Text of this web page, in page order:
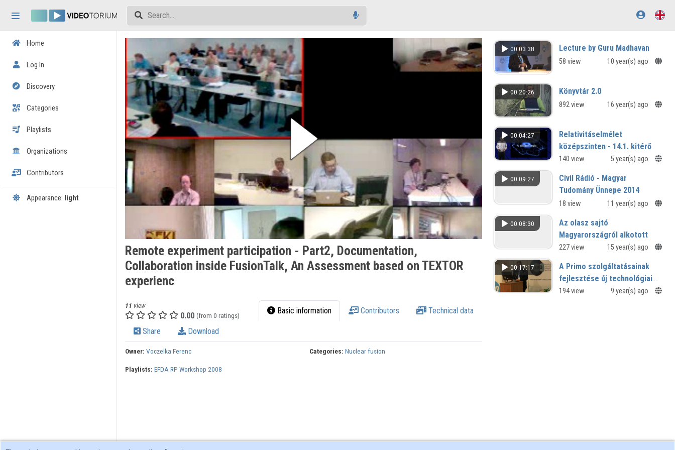
Home
Log In
Discovery
Categories
Playlists
Organizations
Contributors
Appearance: light
Remote experiment participation - Part2, Documentation,
Collaboration inside FusionTalk, An Assessment based on TEXTOR
experienc
11 view
0.00 (from 0 ratings) Basic information Contributors Technical data
Share Download
Owner: Voczelka Ferenc Categories: Nuclear fusion
Playlists: EFDA RP Workshop 2008
00:03:38 Lecture by Guru Madhavan
58 view 10 year(s) ago
00:20:26 Könyvtár 2.0
892 view 16 year(s) ago
00:04:27
Relativitáselmélet
középszinten - 14.1. kitérő
A sötétenergia
140 view 5 year(s) ago
00:09:27
Civil Rádió - Magyar
Tudomány Ünnepe 2014
18 view 11 year(s) ago
00:08:30
Az olasz sajtó
Magyarországról alkotott
képe
kommentárja Rómából
227 view 15 year(s) ago
00:17:17
A Primo szolgáltatásainak
fejlesztése új technológiai
eszközök segítségével az
194 view 9 year(s) ago